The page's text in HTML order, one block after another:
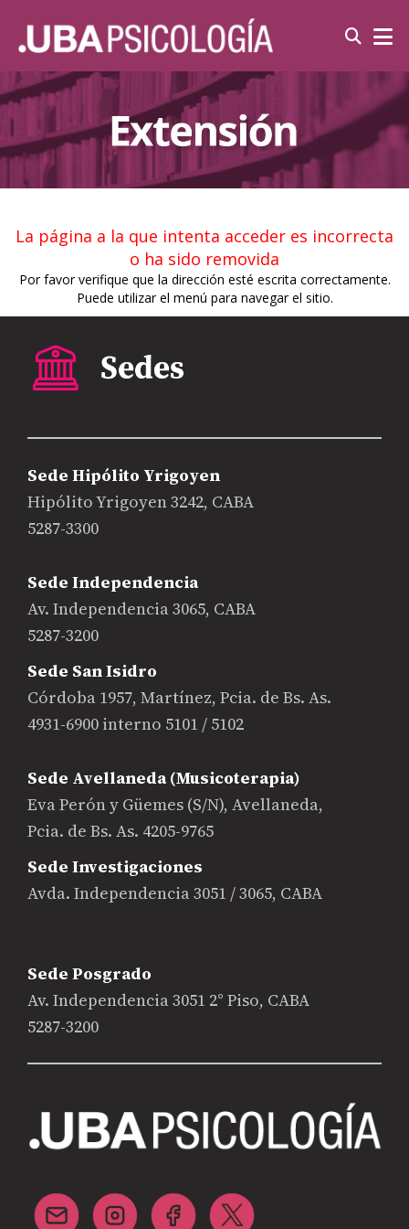
La página a la que intenta acceder es incorrecta
o ha sido removida
Por favor verifique que la dirección esté escrita correctamente.
Puede utilizar el menú para navegar el sitio.
Sede Hipólito Yrigoyen
Hipólito Yrigoyen 3242, CABA
5287-3300
Sede Independencia
Av. Independencia 3065, CABA
5287-3200
Sede San Isidro
Córdoba 1957, Martínez, Pcia. de Bs. As.
4931-6900 interno 5101 / 5102
Sede Avellaneda (Musicoterapia)
Eva Perón y Güemes (S/N), Avellaneda,
Pcia. de Bs. As. 4205-9765
Sede Investigaciones
Avda. Independencia 3051 / 3065, CABA
Sede Posgrado
Av. Independencia 3051 2° Piso, CABA
5287-3200